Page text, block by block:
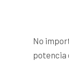
No
potencia